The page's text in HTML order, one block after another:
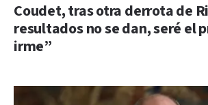
Coudet, tras otra derrota de
resultados no se dan, seré el
irme”